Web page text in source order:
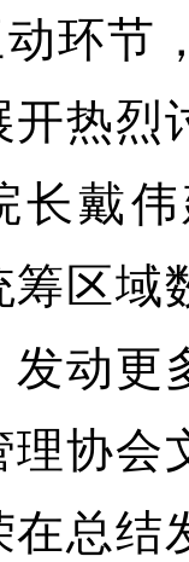
环节
开热烈
长戴
筹区域
发动更
理协会
在总结